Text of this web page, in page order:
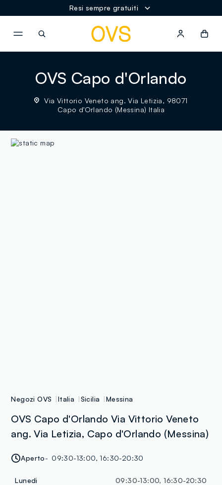
Resi sempre gratuiti
OVS Capo d'Orlando
Via Vittorio Veneto ang. Via Letizia, 98071
Capo d'Orlando (Messina) Italia
Negozi OVS Italia Sicilia Messina
OVS Capo d'Orlando Via Vittorio Veneto
ang. Via Letizia, Capo d'Orlando (Messina)
Aperto 09:30-13:00, 16:30-20:30
Lunedi
09:30-13:00, 16:30-20:30